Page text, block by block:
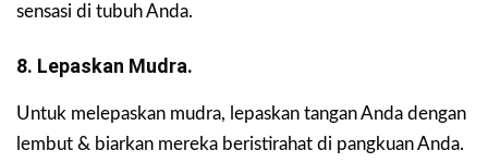
sensasi di tubuh Anda.
8. Lepaskan Mudra.
Untuk melepaskan mudra, lepaskan tangan Anda dengan
lembut & biarkan mereka beristirahat di pangkuan Anda.